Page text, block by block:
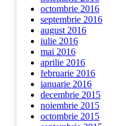
octombrie 2016
septembrie 2016
august 2016
iulie 2016
mai 2016
aprilie 2016
februarie 2016
ianuarie 2016
decembrie 2015
noiembrie 2015
octombrie 2015